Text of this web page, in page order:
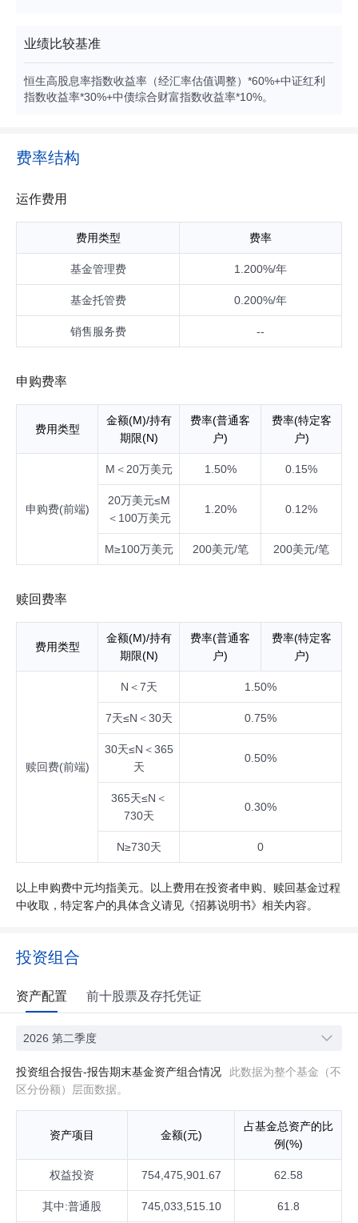
通机制下允许买卖的规定范围内的香港联合交易所上市的股
票；政府债券、公司债券、可转换债券、住房按揭支持证券、
券；银行存款、可转让存单、银行承兑汇票、银行票据、商业
票据、回购协议、短期政府债券等货币市场工具；远期合约、
外证券借贷交易、境外正回购交易、逆回购交易。 针对境内投
业板、中小板及其他经中国证监会核准或注册上市的股票）、
券、可交换债券、可分离交易可转债的纯债部分、短期融资券
购、银行存款（包括定期存款、协议存款、通知存款等）、同
证监会允许基金投资的其他金融工具（但须符合中国证监会的
5%，其中投资于本基金界定的红利精选股票及存托凭证的比例
业绩比较基准
恒生高股息率指数收益率（经汇率估值调整）*60%+中证红利
指数收益率*30%+中债综合财富指数收益率*10%。
费率结构
运作费用
费用类型 费率
基金管理费 1.200%/年
基金托管费 0.200%/年
销售服务费 --
申购费率
费用类型
金额(M)/持有
期限(N)
费率(普通客
户)
费率(特定客
户)
申购费(前端)
M＜20万美元 1.50% 0.15%
20万美元≤M
＜100万美元
1.20% 0.12%
M≥100万美元 200美元/笔 200美元/笔
赎回费率
费用类型
金额(M)/持有
期限(N)
费率(普通客
户)
费率(特定客
户)
赎回费(前端)
N＜7天 1.50%
7天≤N＜30天 0.75%
30天≤N＜365
天
0.50%
365天≤N＜
730天
0.30%
N≥730天 0
以上申购费中元均指美元。以上费用在投资者申购、赎回基金过程
中收取，特定客户的具体含义请见《招募说明书》相关内容。
投资组合
资产配置 前十股票及存托凭证
2026 第二季度
投资组合报告-报告期末基金资产组合情况
此数据为整个基金（不
区分份额）层面数据。
资产项目 金额(元)
占基金总资产的比
例(%)
权益投资 754,475,901.67 62.58
其中:普通股 745,033,515.10 61.8